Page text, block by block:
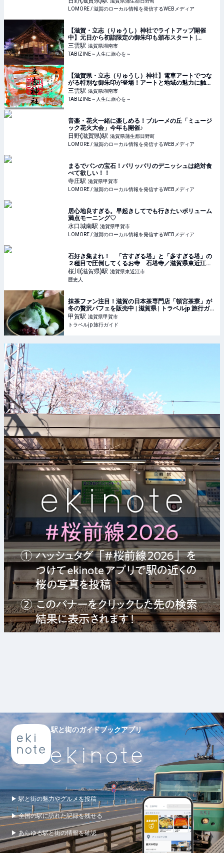
LOMORE / 滋賀のローカル情報を発信するWEBメディア
【滋賀・立志（りゅうし）神社でライトアップ開催
中】元日から初詣限定の御朱印も頒布スタート |
TABIZINE～人生に旅心を～
三雲駅 滋賀県湖南市
TABIZINE～人生に旅心を～
【滋賀県・立志（りゅうし）神社】電車アートでつな
がる特別な御朱印が登場！アートと地域の魅力に触れ
る | TABIZINE～人生に旅心を～
三雲駅 滋賀県湖南市
TABIZINE～人生に旅心を～
音楽・花火一緒に楽しめる！ブルーメの丘「ミュージ
ック花火大会」今年も開催♪
日野(滋賀県)駅 滋賀県蒲生郡日野町
LOMORE / 滋賀のローカル情報を発信するWEBメディア
まるでパンの宝石！パリッパリのデニッシュは絶対食
べて欲しい！！
寺庄駅 滋賀県甲賀市
LOMORE / 滋賀のローカル情報を発信するWEBメディア
居心地良すぎる。早起きしてでも行きたいボリューム
満点モーニング♡
水口城南駅 滋賀県甲賀市
LOMORE / 滋賀のローカル情報を発信するWEBメディア
石好き集まれ！ 「古すぎる塔」と「多すぎる塔」の
２種目で圧倒してくるお寺 石塔寺／滋賀県東近江市
｜ 歴史人
桜川(滋賀県)駅 滋賀県東近江市
歴史人
抹茶ファン注目！滋賀の日本茶専門店「頓宮茶寮」が
冬の贅沢パフェを販売中 | 滋賀県 | トラベルjp 旅行ガイ
ド
甲賀駅 滋賀県甲賀市
トラベルjp 旅行ガイド
駅と街のガイドブックアプリ
▶ 駅と街の魅力やグルメを投稿
▶ 全国の駅に訪れた記録を残せる
▶ あらゆる駅と街の情報を確認